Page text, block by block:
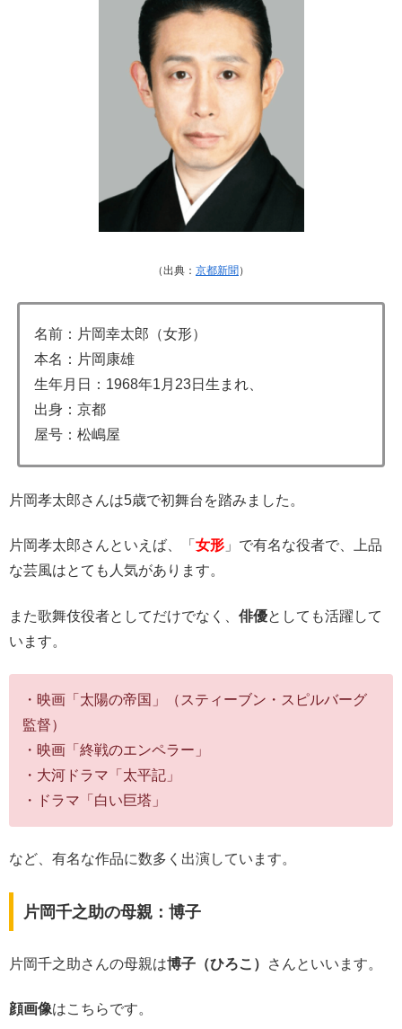
（出典： 京都新聞 ）
名前：片岡幸太郎（女形）
本名：片岡康雄
生年月日：1968年1月23日生まれ、
出身：京都
屋号：松嶋屋
片岡孝太郎さんは5歳で初舞台を踏みました。
片岡孝太郎さんといえば、「 女形 」で有名な役者で、上品
な芸風はとても人気があります。
また歌舞伎役者としてだけでなく、 俳優としても活躍して
います。
・映画「太陽の帝国」（スティーブン・スピルバーグ
監督）
・映画「終戦のエンペラー」
・大河ドラマ「太平記」
・ドラマ「白い巨塔」
など、有名な作品に数多く出演しています。
片岡千之助の母親：博子
片岡千之助さんの母親は博子（ひろこ） さんといいます。
顔画像はこちらです。